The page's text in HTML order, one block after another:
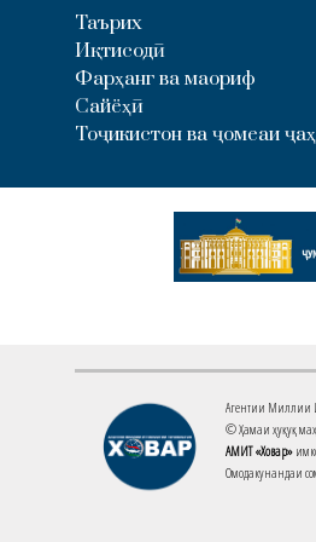
Таърих
Иқтисодӣ
Фарҳанг ва маориф
Сайёҳӣ
Тоҷикистон ва ҷомеаи
Агентии Миллии
© Ҳамаи ҳуқуқ
АМИТ «Ховар»
Омодакунандаи